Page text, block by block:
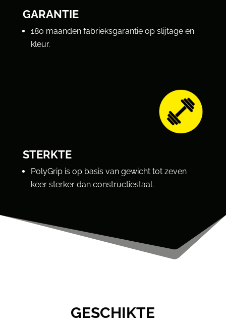
GARANTIE
180 maanden fabrieksgarantie op slijtage en
kleur.
STERKTE
PolyGrip is op basis van gewicht tot zeven
keer sterker dan constructiestaal.
GESCHIKTE